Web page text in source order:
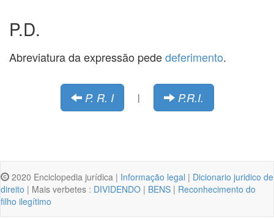
P.D.
Abreviatura da expressão pededeferimento.
P. R. I | P.R.I.
2020 Enciclopedia jurídica | Informação legal | Dicionario juridico de
direito | Mais verbetes : DIVIDENDO | BENS | Reconhecimento do
filho ilegítimo